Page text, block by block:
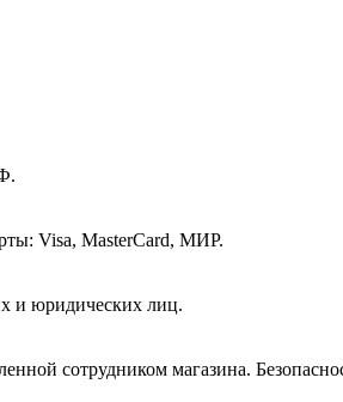
Visa, MasterCard, МИР.
и юридических лиц.
сотрудником магазина.